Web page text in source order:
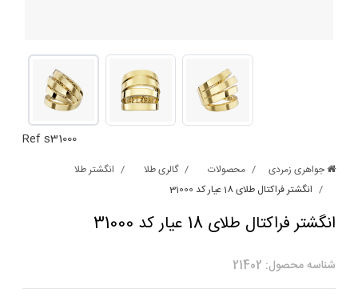
Ref s31000
جواهری زمردی محصولات گالری طلا
انگشتر طلا
انگشتر فراکتال طلای 18 عیار کد 31000
انگشتر فراکتال طلای 18 عیار کد 31000
شناسه محصول: 21402